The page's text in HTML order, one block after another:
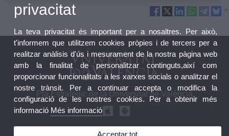
Pla Estratègic de la Universitat de València
privacitat
La teva privacitat és important per a nosaltres. Per això,
t'informem que utilitzem cookies pròpies i de tercers per a
realitzar anàlisis d'ús i mesurament de la nostra pàgina web
amb la finalitat de personalitzar continguts,així com
proporcionar funcionalitats a les xarxes socials o analitzar el
nostre trànsit. Per a continuar accepta o modifica la
configuració de les nostres cookies. Per a obtenir més
informació Més informació
Acceptar tot